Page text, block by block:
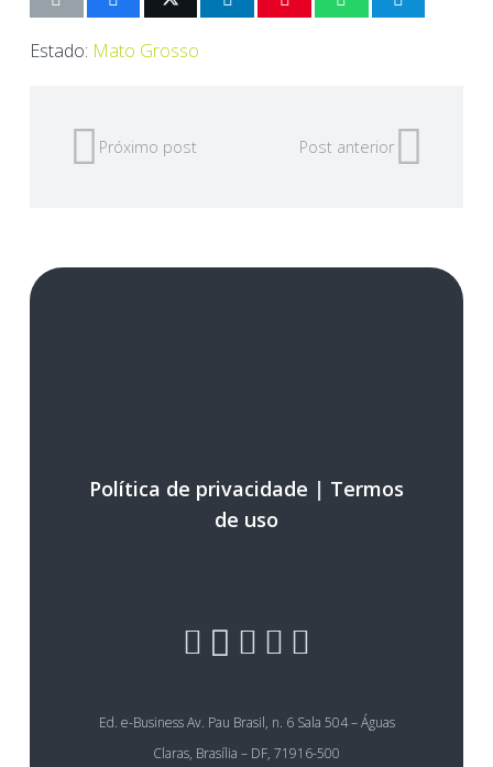
Estado: Mato Grosso
Próximo post Post anterior
Política de privacidade | Termos
de uso
Ed. e-Business Av. Pau Brasil, n. 6 Sala 504 – Águas
Claras, Brasília – DF, 71916-500